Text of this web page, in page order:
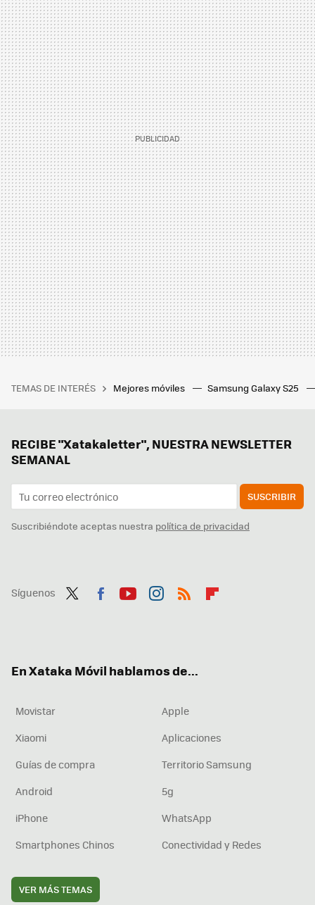
TEMAS DE INTERÉS Mejores móviles Samsung Galaxy S25
RECIBE "Xatakaletter", NUESTRA NEWSLETTER
SEMANAL
SUSCRIBIR
Suscribiéndote aceptas nuestra política de privacidad
Síguenos
En Xataka Móvil hablamos de...
Movistar
Apple
Xiaomi
Aplicaciones
Guías de compra
Territorio Samsung
Android
5g
iPhone
WhatsApp
Smartphones Chinos
Conectividad y Redes
VER MÁS TEMAS